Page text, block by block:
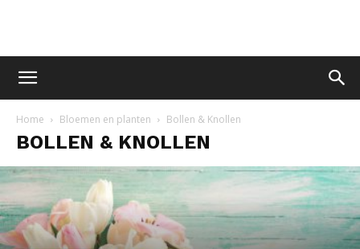
Home Bloemen en planten Bollen & Knollen
BOLLEN & KNOLLEN